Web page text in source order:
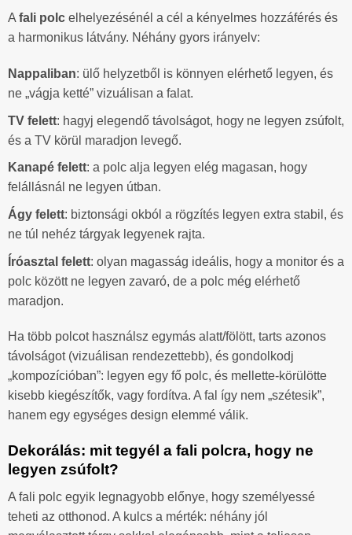
A fali polc elhelyezésénél a cél a kényelmes hozzáférés és
a harmonikus látvány. Néhány gyors irányelv:
Nappaliban: ülő helyzetből is könnyen elérhető legyen, és
ne „vágja ketté” vizuálisan a falat.
TV felett: hagyj elegendő távolságot, hogy ne legyen zsúfolt,
és a TV körül maradjon levegő.
Kanapé felett: a polc alja legyen elég magasan, hogy
felállásnál ne legyen útban.
Ágy felett: biztonsági okból a rögzítés legyen extra stabil, és
ne túl nehéz tárgyak legyenek rajta.
Íróasztal felett: olyan magasság ideális, hogy a monitor és a
polc között ne legyen zavaró, de a polc még elérhető
maradjon.
Ha több polcot használsz egymás alatt/fölött, tarts azonos
távolságot (vizuálisan rendezettebb), és gondolkodj
„kompozícióban”: legyen egy fő polc, és mellette-körülötte
kisebb kiegészítők, vagy fordítva. A fal így nem „szétesik”,
hanem egy egységes design elemmé válik.
Dekorálás: mit tegyél a fali polcra, hogy ne
legyen zsúfolt?
A fali polc egyik legnagyobb előnye, hogy személyessé
teheti az otthonod. A kulcs a mérték: néhány jól